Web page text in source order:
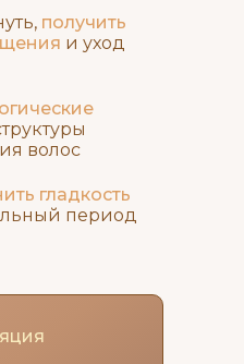
получить
и уход
волос
гладкость
период